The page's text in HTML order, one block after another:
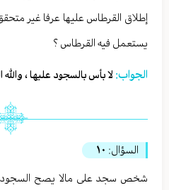
إطلاق القرطاس عليها عرفا غير
يستعمل فيه القرطاس ؟
الجواب: لا بأس بالسجود عليها ، والله
السؤال: ١٠
شخص سجد على مالا يصح السجود